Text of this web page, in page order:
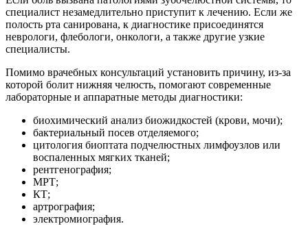
специалист незамедлительно приступит к лечению. Если же
полость рта санирована, к диагностике присоединятся
неврологи, флебологи, онкологи, а также другие узкие
специалисты.
Помимо врачебных консультаций установить причину, из-за
которой болит нижняя челюсть, помогают современные
лабораторные и аппаратные методы диагностики:
биохимический анализ биожидкостей (крови, мочи);
бактериальный посев отделяемого;
цитология биоптата подчелюстных лимфоузлов или
воспаленных мягких тканей;
рентгенография;
МРТ;
КТ;
артрография;
электромиография.